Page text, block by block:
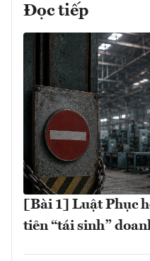
Đọc tiếp
[Bài 1] Luật Phục
tiên “tái sinh”